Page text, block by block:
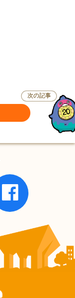
次の記事